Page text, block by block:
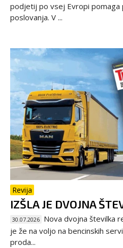
podjetij po vsej Evropi pomaga
poslovanja. V ...
Revija
IZŠLA JE DVOJNA
30.07.2026 Nova dvojna številka
je že na voljo na bencinskih
proda...